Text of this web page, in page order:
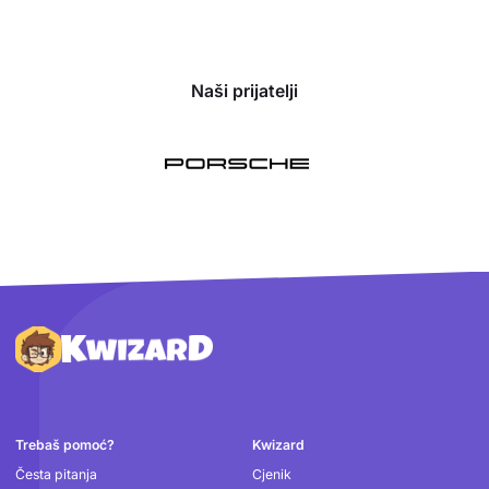
Naši prijatelji
Podnožje
Trebaš pomoć?
Česta pitanja
Kwizard
Cjenik